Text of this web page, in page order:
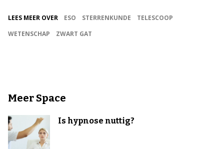
LEES MEER OVER ESO STERRENKUNDE
TELESCOOP
WETENSCHAP
ZWART GAT
Meer Space
Is hypnose nuttig?